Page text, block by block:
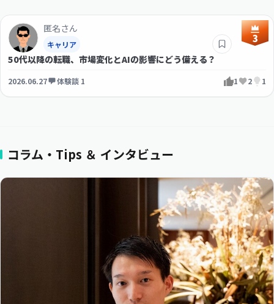
3
キャリア
匿名さん
50代以降の転職、市場変化とAIの影響にどう備える？
2026.06.27 体験談 1 1 2 1
コラム・Tips ＆ インタビュー